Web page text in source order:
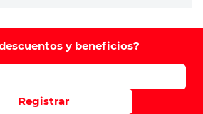
y beneficios?
Registrar